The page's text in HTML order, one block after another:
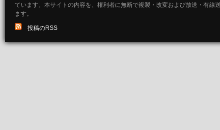
ています。本サイトの内容を、権利者に無断で複製・改変および放送・有線
ます。
投稿のRSS